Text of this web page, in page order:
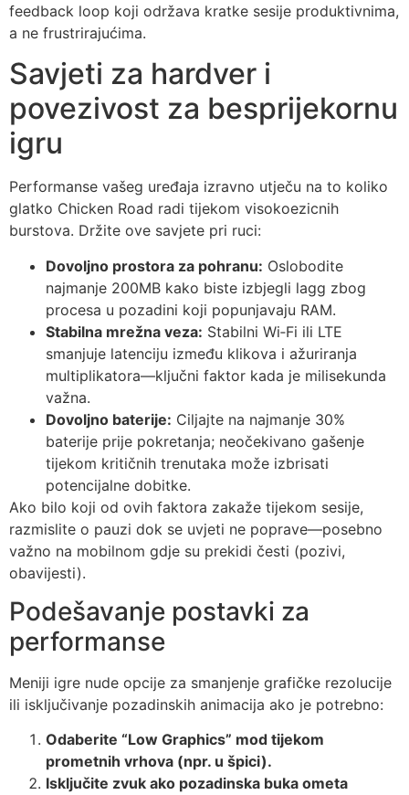
feedback loop koji održava kratke sesije produktivnima,
a ne frustrirajućima.
Savjeti za hardver i
povezivost za besprijekornu
igru
Performanse vašeg uređaja izravno utječu na to koliko
glatko Chicken Road radi tijekom visokoezicnih
burstova. Držite ove savjete pri ruci:
Dovoljno prostora za pohranu: Oslobodite
najmanje 200MB kako biste izbjegli lagg zbog
procesa u pozadini koji popunjavaju RAM.
Stabilna mrežna veza: Stabilni Wi‑Fi ili LTE
smanjuje latenciju između klikova i ažuriranja
multiplikatora—ključni faktor kada je milisekunda
važna.
Dovoljno baterije: Ciljajte na najmanje 30%
baterije prije pokretanja; neočekivano gašenje
tijekom kritičnih trenutaka može izbrisati
potencijalne dobitke.
Ako bilo koji od ovih faktora zakaže tijekom sesije,
razmislite o pauzi dok se uvjeti ne poprave—posebno
važno na mobilnom gdje su prekidi česti (pozivi,
obavijesti).
Podešavanje postavki za
performanse
Meniji igre nude opcije za smanjenje grafičke rezolucije
ili isključivanje pozadinskih animacija ako je potrebno:
Odaberite “Low Graphics” mod tijekom
prometnih vrhova (npr. u špici).
Isključite zvuk ako pozadinska buka ometa